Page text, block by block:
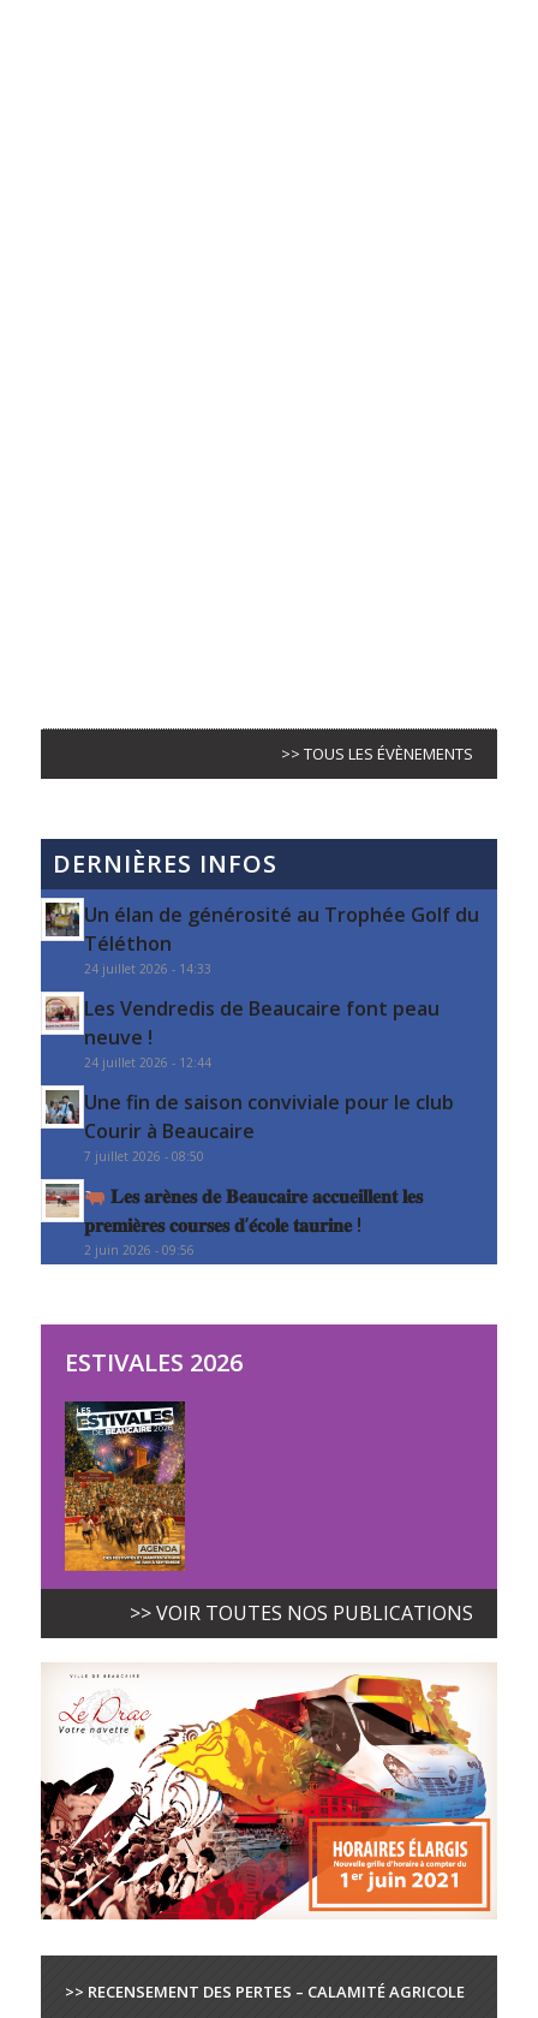
>> TOUS LES ÉVÈNEMENTS
DERNIÈRES INFOS
Un élan de générosité au Trophée Golf du
Téléthon
24 juillet 2026 - 14:33
Les Vendredis de Beaucaire font peau
neuve !
24 juillet 2026 - 12:44
Une fin de saison conviviale pour le club
Courir à Beaucaire
7 juillet 2026 - 08:50
𝐋𝐞𝐬 𝐚𝐫𝐞̀𝐧𝐞𝐬 𝐝𝐞 𝐁𝐞𝐚𝐮𝐜𝐚𝐢𝐫𝐞 𝐚𝐜𝐜𝐮𝐞𝐢𝐥𝐥𝐞𝐧𝐭 𝐥𝐞𝐬
𝐩𝐫𝐞𝐦𝐢𝐞̀𝐫𝐞𝐬 𝐜𝐨𝐮𝐫𝐬𝐞𝐬 𝐝’𝐞́𝐜𝐨𝐥𝐞 𝐭𝐚𝐮𝐫𝐢𝐧𝐞 !
2 juin 2026 - 09:56
ESTIVALES 2026
>> VOIR TOUTES NOS PUBLICATIONS
>> RECENSEMENT DES PERTES – CALAMITÉ AGRICOLE